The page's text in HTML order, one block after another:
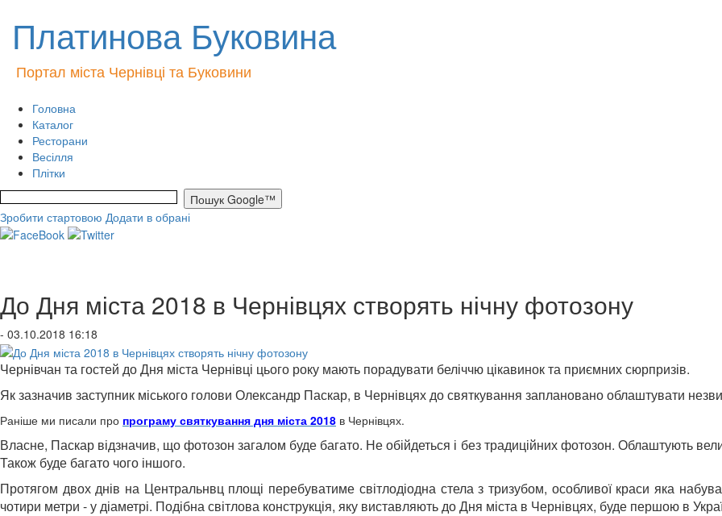
Платинова Буковина
Портал міста Чернівці та Буковини
Головна
Каталог
Ресторани
Весілля
Плітки
Зробити стартовою Додати в обрані
До Дня міста 2018 в Чернівцях створять нічну фотозону
- 03.10.2018 16:18
Чернівчан та гостей до Дня міста Чернівці цього року мають порадувати беліччю цікавинок та приємних сюрпризів.
Як зазначив заступник міського голови Олександр Паскар, в Чернівцях до святкування заплановано облаштувати
Раніше ми писали про програму святкування дня міста 2018 в Чернівцях.
Власне, Паскар відзначив, що фотозон загалом буде багато. Не обійдеться і без традиційних фотозон. Облаштують
Також буде багато чого іншого.
Протягом двох днів на Центральнвц площі перебуватиме світлодіодна стела з тризубом, особливої краси яка
чотири метри - у діаметрі. Подібна світлова конструкція, яку виставляють до Дня міста в Чернівцях, буде першою в